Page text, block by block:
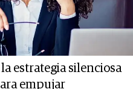
la estrategia silenciosa
empujar